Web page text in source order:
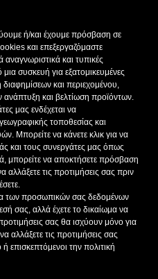
ή/και έχουμε πρόσβαση σε
και επεξεργαζόμαστε
και τυπικές
συσκευή για εξατομικευμένες
διαφημίσεων και περιεχομένου,
ανάπτυξη και βελτίωση προϊόντων.
μας ενδέχεται να
τοποθεσίας και
Μπορείτε να κάνετε κλικ για να
και τους συνεργάτες μας όπως
μπορείτε να αποκτήσετε πρόσβαση
αλλάξετε τις προτιμήσεις σας πριν
των προσωπικών σας δεδομένων
σας, αλλά έχετε το δικαίωμα να
σας θα ισχύουν μόνο για
αλλάξετε τις προτιμήσεις σας
επισκεπτόμενοι την πολιτική
ΜΠΟΚΑΣ ΚΩΝ/ΝΟΣ
ΚΩΝ/ΝΟΣ
ΠΑΝΤΕΛΗΣ
ΜΠΟΚΑΣ ΚΩΝ/ΝΟΣ – Γ. ΜΠΟΚΑΣ &
Α.Ε
ΠΑΝΤΕΛΗΣ
ΣΟΦΙΑ
ΔΗΜΗΤΡΗΣ
ΑΛΕΞΑΝΔΡΟΣ
ΜΑΣ